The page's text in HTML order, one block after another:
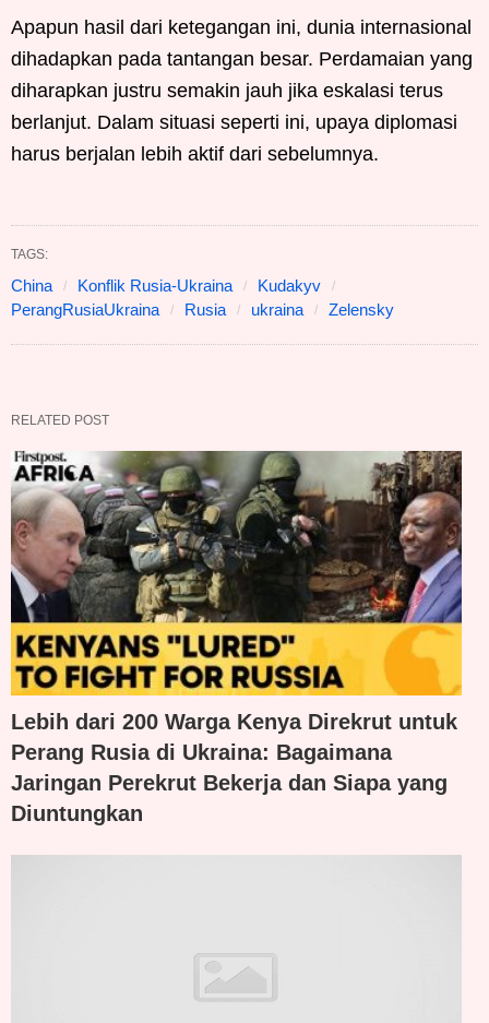
Apapun hasil dari ketegangan ini, dunia internasional
dihadapkan pada tantangan besar. Perdamaian yang
diharapkan justru semakin jauh jika eskalasi terus
berlanjut. Dalam situasi seperti ini, upaya diplomasi
harus berjalan lebih aktif dari sebelumnya.
TAGS:
China Konflik Rusia-Ukraina
Kudakyv
PerangRusiaUkraina
Rusia ukraina Zelensky
RELATED POST
Lebih dari 200 Warga Kenya Direkrut untuk
Perang Rusia di Ukraina: Bagaimana
Jaringan Perekrut Bekerja dan Siapa yang
Diuntungkan